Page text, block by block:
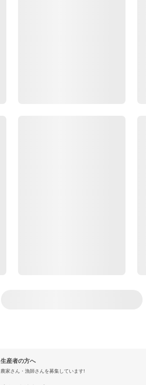
生産者の方へ
農家さん・漁師さんを募集しています!